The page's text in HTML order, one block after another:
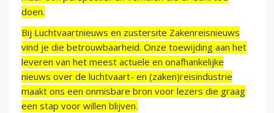
doen.
Bij Luchtvaartnieuws en zustersite Zakenreisnieuws
vind je die betrouwbaarheid. Onze toewijding aan het
leveren van het meest actuele en onafhankelijke
nieuws over de luchtvaart- en (zaken)reisindustrie
maakt ons een onmisbare bron voor lezers die graag
een stap voor willen blijven.